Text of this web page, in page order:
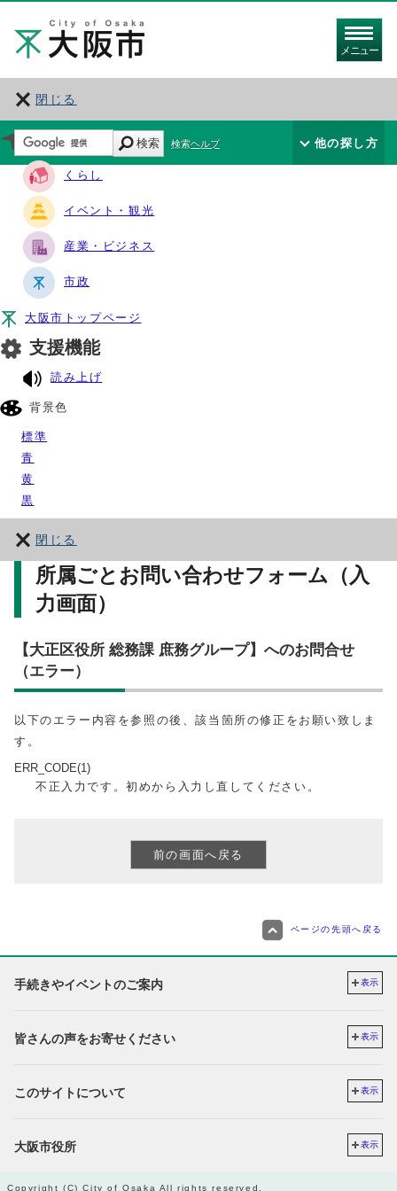
メニュー
閉じる
サイト・ナビ
くらし
イベント・観光
産業・ビジネス
市政
大阪市トップページ
支援機能
読み上げ
背景色
標準
青
黄
黒
閉じる
検索 検索ヘルプ 他の探し方
所属ごとお問い合わせフォーム（入
力画面）
【大正区役所 総務課 庶務グループ】へのお問合せ
（エラー）
以下のエラー内容を参照の後、該当箇所の修正をお願い致しま
す。
ERR_CODE(1)
不正入力です。初めから入力し直してください。
ページの先頭へ戻る
手続きやイベントのご案内 表示
皆さんの声をお寄せください 表示
このサイトについて 表示
大阪市役所 表示
Copyright (C) City of Osaka All rights reserved.